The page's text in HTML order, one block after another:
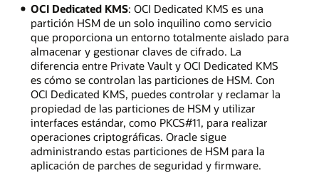
OCI Dedicated KMS: OCI Dedicated KMS es una
partición HSM de un solo inquilino como servicio
que proporciona un entorno totalmente aislado para
almacenar y gestionar claves de cifrado. La
diferencia entre Private Vault y OCI Dedicated KMS
es cómo se controlan las particiones de HSM. Con
OCI Dedicated KMS, puedes controlar y reclamar la
propiedad de las particiones de HSM y utilizar
interfaces estándar, como PKCS#11, para realizar
operaciones criptográficas. Oracle sigue
administrando estas particiones de HSM para la
aplicación de parches de seguridad y firmware.